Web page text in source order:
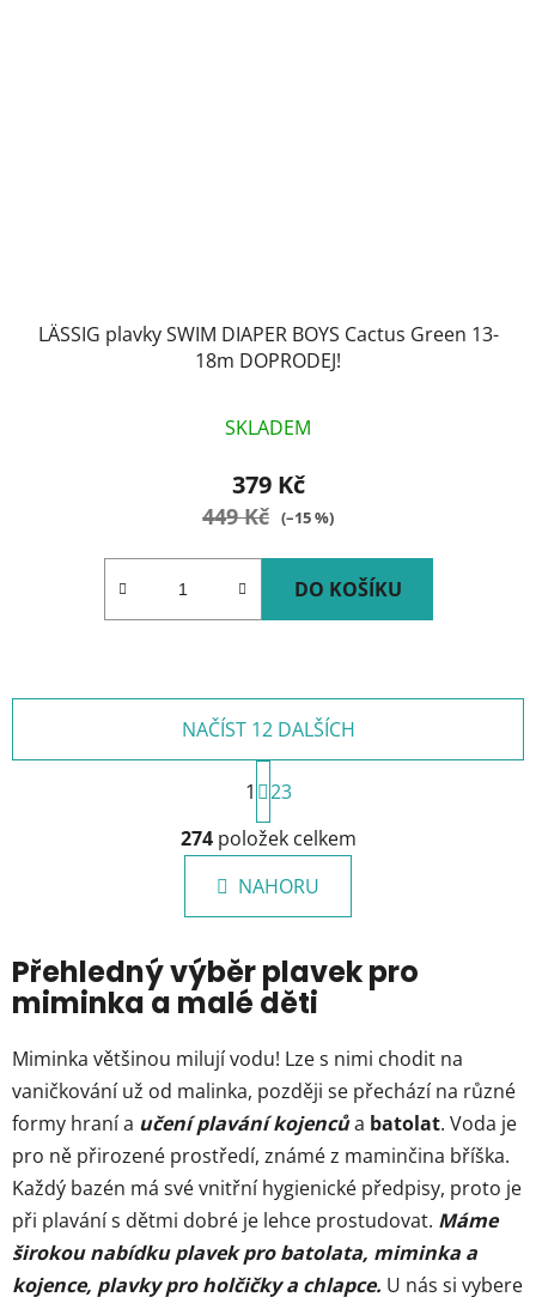
LÄSSIG plavky SWIM DIAPER BOYS Cactus Green 13-
18m DOPRODEJ!
SKLADEM
379 Kč
449 Kč (–15 %)
DO KOŠÍKU
O
v
l
á
d
c
í
r
v
k
y
v
ý
p
i
s
NAČÍST 12 DALŠÍCH
S
t
r
á
n
k
n
í
1
23
274položek celkem
NAHORU
Přehledný výběr plavek pro
miminka a malé děti
Miminka většinou milují vodu! Lze s nimi chodit na
vaničkování už od malinka, později se přechází na různé
formy hraní a učení plavání kojencůa batolat. Voda je
pro ně přirozené prostředí, známé z maminčina bříška.
Každý bazén má své vnitřní hygienické předpisy, proto je
při plavání s dětmi dobré je lehce prostudovat. Máme
širokou nabídku plavek pro batolata, miminka a
kojence, plavky pro holčičky a chlapce. U nás si vybere